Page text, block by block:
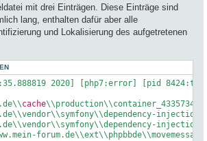
mit drei Einträgen. Diese Einträge sind
lang, enthalten dafür aber alle
und Lokalisierung des aufgetretenen
2020] [php7:error] [pid
cache